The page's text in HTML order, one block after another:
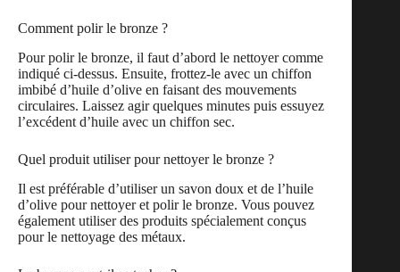
Comment polir le bronze ?
Pour polir le bronze, il faut d’abord le nettoyer comme
indiqué ci-dessus. Ensuite, frottez-le avec un chiffon
imbibé d’huile d’olive en faisant des mouvements
circulaires. Laissez agir quelques minutes puis essuyez
l’excédent d’huile avec un chiffon sec.
Quel produit utiliser pour nettoyer le bronze ?
Il est préférable d’utiliser un savon doux et de l’huile
d’olive pour nettoyer et polir le bronze. Vous pouvez
également utiliser des produits spécialement conçus
pour le nettoyage des métaux.